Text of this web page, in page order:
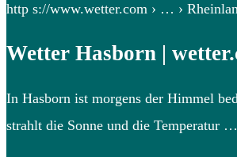
http s://www.wetter.com › … ›
Wetter Hasborn |
In Hasborn ist morgens der Himmel
strahlt die Sonne und die Temperatur …